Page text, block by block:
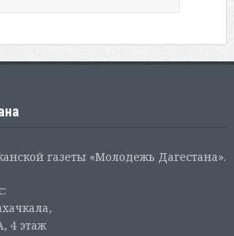
газеты «Молодежь Дагестана».
4 этаж